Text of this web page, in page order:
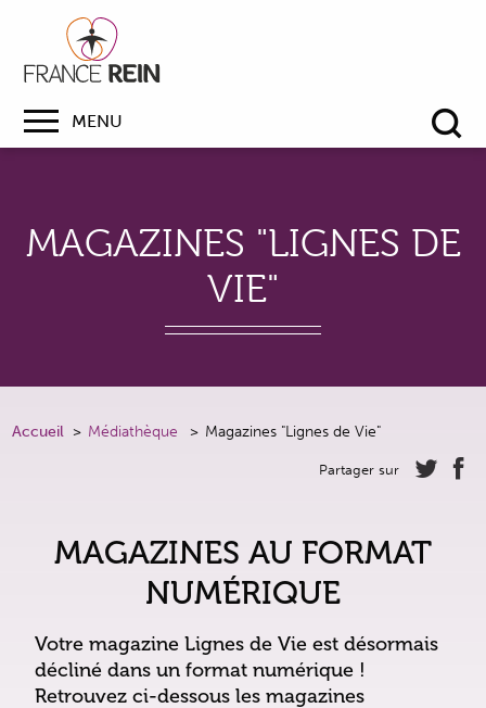
MENU
MAGAZINES "LIGNES DE
VIE"
Accueil Médiathèque Magazines "Lignes de Vie"
Partager sur
MAGAZINES AU FORMAT
NUMÉRIQUE
Votre magazine Lignes de Vie est désormais
décliné dans un format numérique !
Retrouvez ci-dessous les magazines